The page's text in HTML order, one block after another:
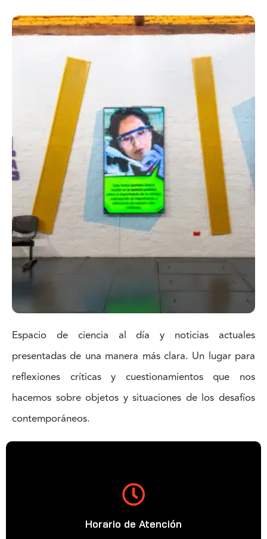
Espacio de ciencia al día y noticias actuales
presentadas de una manera más clara. Un lugar para
reflexiones críticas y cuestionamientos que nos
hacemos sobre objetos y situaciones de los desafíos
contemporáneos.
Horario de Atención